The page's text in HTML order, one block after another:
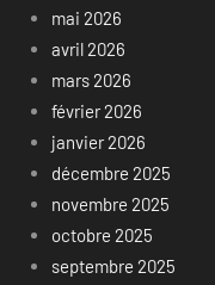
mai 2026
avril 2026
mars 2026
février 2026
janvier 2026
décembre 2025
novembre 2025
octobre 2025
septembre 2025